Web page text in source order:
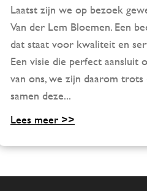
Laatst zijn we op bezoek
Van der Lem Bloemen. Een
dat staat voor kwaliteit en
Een visie die perfect aansluit
van ons, we zijn daarom trots
samen deze...
Lees meer >>